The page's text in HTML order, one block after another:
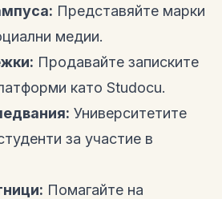
Представяйте марки
медии.
Продавайте записките
като Studocu.
Университетите
за участие в
Помагайте на